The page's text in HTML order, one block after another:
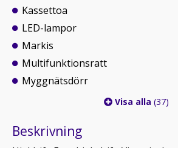
Kassettoa
LED-lampor
Markis
Multifunktionsratt
Myggnätsdörr
Visa alla (37)
Beskrivning